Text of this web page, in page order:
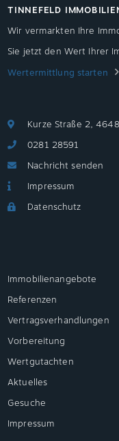
TINNEFELD
Wir vermarkten Ihre
Sie jetzt den Wert Ihrer
Wertermittlung starten
Kurze Straße 2,
0281 28591
Nachricht senden
Impressum
Datenschutz
Immobilienangebote
Referenzen
Vertragsverhandlungen
Vorbereitung
Wertgutachten
Aktuelles
Gesuche
Impressum